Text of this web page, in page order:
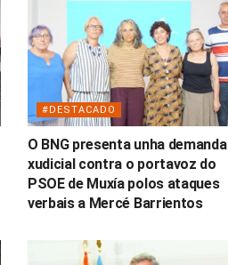
#DESTACADO
O BNG presenta unha demanda
xudicial contra o portavoz do
PSOE de Muxía polos ataques
verbais a Mercé Barrientos